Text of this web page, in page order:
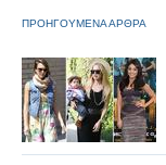
ΠΡΟΗΓΟΥΜΕΝΑ ΑΡΘΡΑ